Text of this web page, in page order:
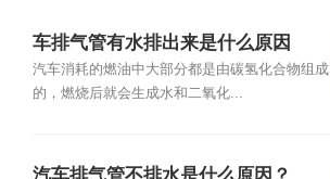
车排气管有水排出来是什么原因
汽车消耗的燃油中大部分都是由碳氢化合物组成
的，燃烧后就会生成水和二氧化...